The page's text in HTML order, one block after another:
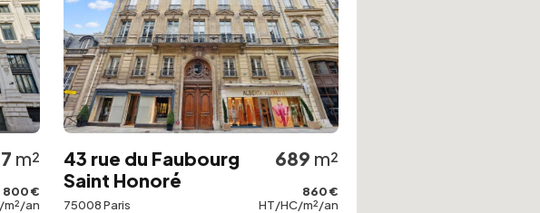
m²
800 €
m²/an
43 rue du Faubourg
Saint Honoré
75008 Paris
689 m²
860 €
HT/HC/m²/an